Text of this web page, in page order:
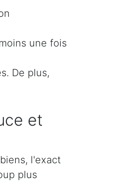
une fois
De plus,
et
l'exact
plus